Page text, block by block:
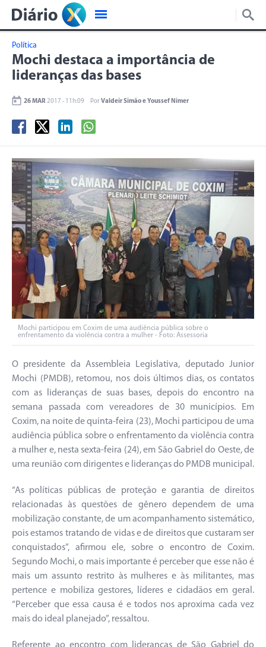
Política
Mochi destaca a importância de
lideranças das bases
26 MAR 2017 - 11h:09 PorValdeir Simão e Youssef Nimer
Mochi participou em Coxim de uma audiência pública sobre o
enfrentamento da violência contra a mulher - Foto: Assessoria
O presidente da Assembleia Legislativa, deputado Junior
Mochi (PMDB), retomou, nos dois últimos dias, os contatos
com as lideranças de suas bases, depois do encontro na
semana passada com vereadores de 30 municípios. Em
Coxim, na noite de quinta-feira (23), Mochi participou de uma
audiência pública sobre o enfrentamento da violência contra
a mulher e, nesta sexta-feira (24), em São Gabriel do Oeste, de
uma reunião com dirigentes e lideranças do PMDB municipal.
“As políticas públicas de proteção e garantia de direitos
relacionadas às questões de gênero dependem de uma
mobilização constante, de um acompanhamento sistemático,
pois estamos tratando de vidas e de direitos que custaram ser
conquistados”, afirmou ele, sobre o encontro de Coxim.
Segundo Mochi, o mais importante é perceber que esse não é
mais um assunto restrito às mulheres e às militantes, mas
pertence e mobiliza gestores, líderes e cidadãos em geral.
“Perceber que essa causa é e todos nos aproxima cada vez
mais do ideal planejado”, ressaltou.